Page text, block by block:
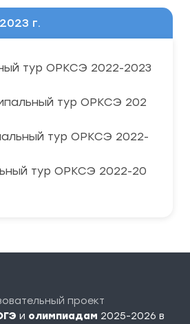
г.
тур ОРКСЭ 2022-2023
тур ОРКСЭ 202
тур ОРКСЭ 2022-
тур ОРКСЭ 2022-20
проект
и олимпиадам 2025-2026 в